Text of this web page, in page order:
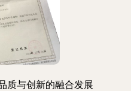
质与创新的融合发展